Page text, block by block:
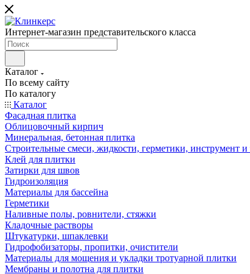
Интернет-магазин представительского класса
Каталог
По всему сайту
По каталогу
Каталог
Фасадная плитка
Облицовочный кирпич
Минеральная, бетонная плитка
Строительные смеси, жидкости, герметики, инструмент и
Клей для плитки
Затирки для швов
Гидроизоляция
Материалы для бассейна
Герметики
Наливные полы, ровнители, стяжки
Кладочные растворы
Штукатурки, шпаклевки
Гидрофобизаторы, пропитки, очистители
Материалы для мощения и укладки тротуарной плитки
Мембраны и полотна для плитки